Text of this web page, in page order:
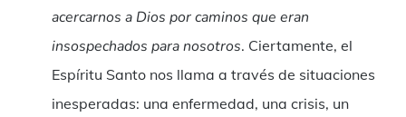
acercarnos a Dios por caminos que eran
insospechados para nosotros. Ciertamente, el
Espíritu Santo nos llama a través de situaciones
inesperadas: una enfermedad, una crisis, un